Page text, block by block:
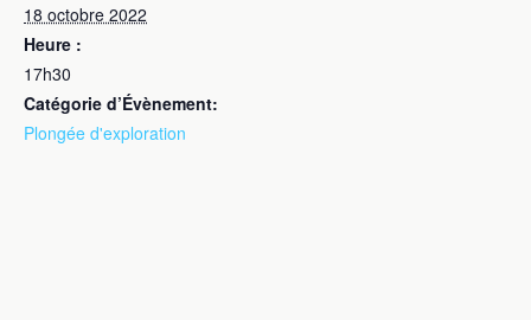
18 octobre 2022
Heure :
17h30
Catégorie d’Évènement:
Plongée d'exploration